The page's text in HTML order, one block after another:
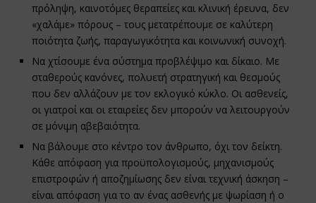
πρόληψη, καινοτόμες θεραπείες και κλινική έρευνα, δεν
«χαλάμε» πόρους – τους μετατρέπουμε σε καλύτερη
ποιότητα ζωής, παραγωγικότητα και κοινωνική συνοχή.
Να χτίσουμε ένα σύστημα προβλέψιμο και δίκαιο. Με
σταθερούς κανόνες, πολυετή στρατηγική και θεσμούς
που δεν αλλάζουν με τον εκλογικό κύκλο. Οι ασθενείς,
οι γιατροί και οι εταιρείες δεν μπορούν να λειτουργούν
σε μόνιμη αβεβαιότητα.
Να βάλουμε στο κέντρο τον άνθρωπο, όχι τον δείκτη.
Κάθε απόφαση για προϋπολογισμούς, μηχανισμούς
επιστροφών ή αποζημίωσης δεν είναι τεχνική άσκηση –
είναι απόφαση για το αν ένας ασθενής με ψωρίαση ή ο